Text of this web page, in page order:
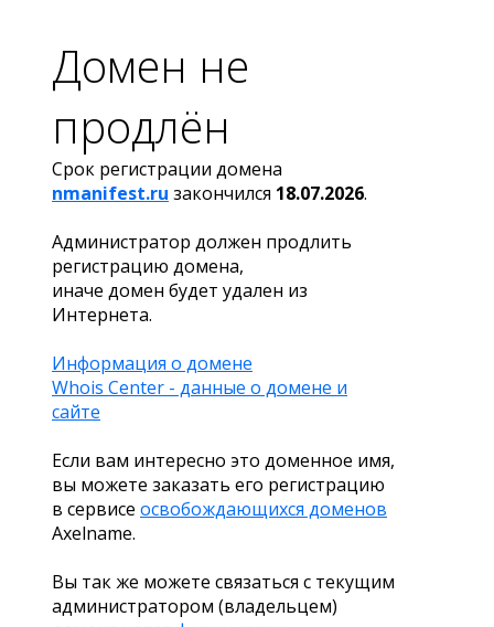
Домен не
продлён
Срок регистрации домена
nmanifest.ru закончился 18.07.2026.
Администратор должен продлить
регистрацию домена,
иначе домен будет удален из
Интернета.
Информация о домене
Whois Center - данные о домене и
сайте
Если вам интересно это доменное имя,
вы можете заказать его регистрацию
в сервисе освобождающихся доменов
Axelname.
Вы так же можете связаться с текущим
администратором (владельцем)